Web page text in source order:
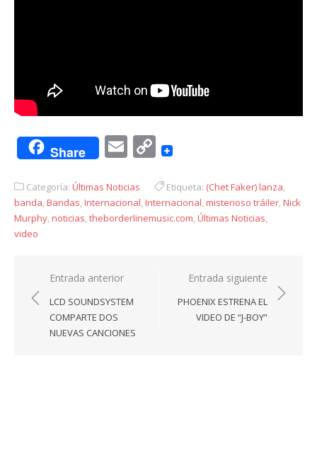
Share EmailCopy
Categoría: Últimas Noticias Etiqueta: (Chet Faker) lanza,
banda,Bandas,Internacional,Internacional,misterioso tráiler,Nick
Murphy,noticias,theborderlinemusic.com,Últimas Noticias,
video
Navegación
de
entradas
Entrada anterior
LCD SOUNDSYSTEM
COMPARTE DOS
NUEVAS CANCIONES
Entrada siguiente
PHOENIX ESTRENA EL
VIDEO DE “J-BOY”